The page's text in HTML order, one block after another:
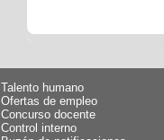
Talento humano
Ofertas de empleo
Concurso docente
Control interno